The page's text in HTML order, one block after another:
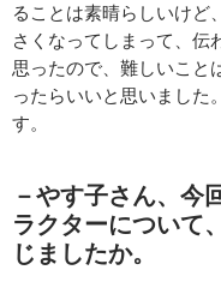
ることは素晴らしいけど
さくなってしまって、伝
思ったので、難しいこと
ったらいいと思いました
す。
－やす子さん、今
ラクターについて
じましたか。